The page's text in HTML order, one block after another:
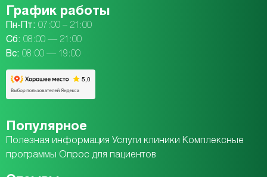
График работы
Пн-Пт: 07:00 – 21:00
Сб: 08:00 — 21:00
Вc: 08:00 — 19:00
Популярное
Полезная информация Услуги клиники Комплексные
программы Опрос для пациентов